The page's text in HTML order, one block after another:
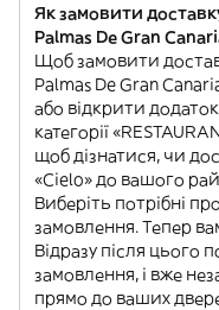
Як замовити
Palmas De Gran
Щоб замовити
Palmas De Gran
або відкрити
категорії
щоб дізнатися, чи
«Cielo» до вашого
Виберіть потрібні
замовлення. Тепер
Відразу після цього
замовлення, і вже
прямо до ваших